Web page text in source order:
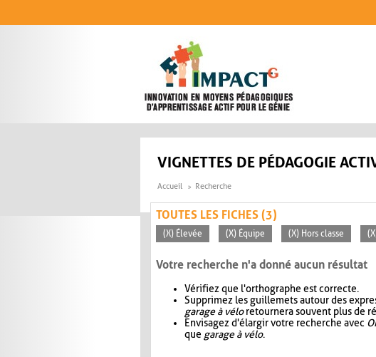
VIGNETTES DE PÉDAGOGIE
Accueil Recherche
TOUTES LES FICHES (3)
(X) Élevée (X) Équipe (X) Hors classe
Votre recherche n'a donné aucun résultat
Vérifiez que l'orthographe est correcte.
Supprimez les guillemets autour des
garage à véloretournera souvent plus de
Envisagez d'élargir votre recherche avec
que garage à vélo.